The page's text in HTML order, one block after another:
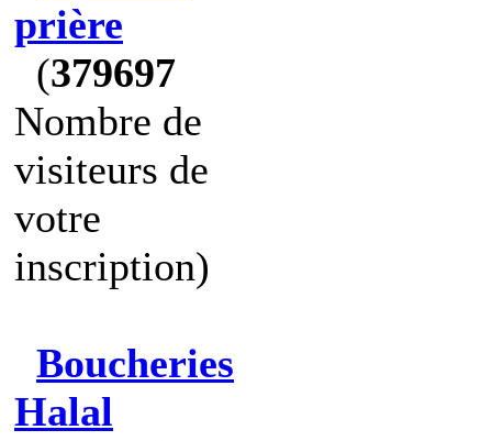
prière
(379697
Nombre de
visiteurs de
votre
inscription)
Boucheries
Halal